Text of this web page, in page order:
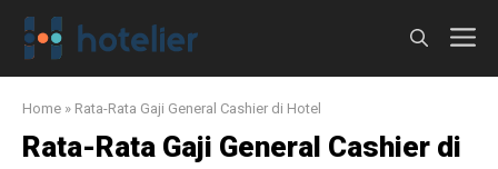
Langsung
Home » Rata-Rata Gaji General Cashier di Hotel
Rata-Rata Gaji General Cashier di